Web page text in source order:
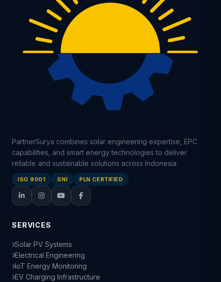
PartnerSurya combines solar engineering expertise, EPC
capabilities, and smart energy technologies to deliver
reliable and sustainable solutions across Indonesia
ISO 9001 SNI PLN CERTIFIED
SERVICES
Solar PV Systems
Electrical Engineering
IoT Energy Monitoring
EV Charging Infrastructure